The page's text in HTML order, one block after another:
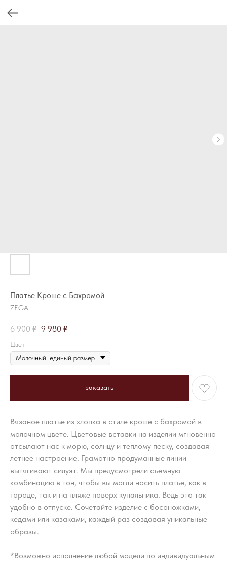
Платье Кроше с Бахромой
ZEGA
6 900 ₽ 9 980 ₽
Цвет
заказать
Вязаное платье из хлопка в стиле кроше с бахромой в
молочном цвете. Цветовые вставки на изделии мгновенно
отсылают нас к морю, солнцу и теплому песку, создавая
летнее настроение. Грамотно продуманные линии
вытягивают силуэт. Мы предусмотрели съемную
комбинацию в тон, чтобы вы могли носить платье, как в
городе, так и на пляже поверх купальника. Ведь это так
удобно в отпуске. Сочетайте изделие с босоножками,
кедами или казаками, каждый раз создавая уникальные
образы.
*Возможно исполнение любой модели по индивидуальным